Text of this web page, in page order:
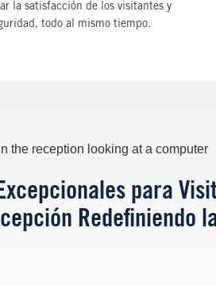
la satisfacción de los visitantes y
todo al mismo tiempo.
para
Redefiniendo